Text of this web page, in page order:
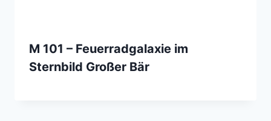
M 101 – Feuerradgalaxie im
Sternbild Großer Bär